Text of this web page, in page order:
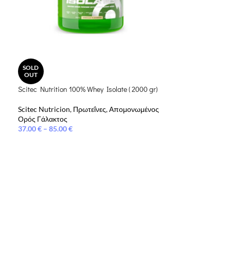
SOLD
OUT
Scitec Nutrition 100% Whey Isolate ( 2000 gr)
Scitec Nutricion, Πρωτεΐνες, Απομονωμένος
Ορός Γάλακτος
37.00€ – 85.00€